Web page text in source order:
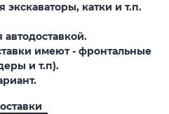
экскаваторы, катки и т.п.
автодоставкой.
имеют - фронтальные
и т.п).